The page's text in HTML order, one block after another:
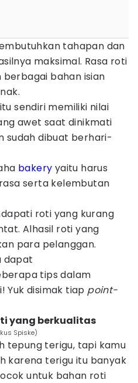
tahapan dan
maksimal. Rasa roti
berbagai bahan isian
sendiri memiliki nilai
awet saat dinikmati
sudah dibuat berhari-
bakery yaitu harus
serta kelembutan
roti yang kurang
Alhasil roti yang
para pelanggan.
dapat
tips dalam
Yuk disimak tiap point-
yang berkualitas
Spiske)
tepung terigu, tapi kamu
karena terigu itu banyak
untuk bahan roti